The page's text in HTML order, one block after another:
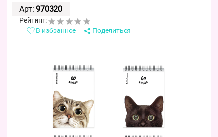
Арт: 970320
Рейтинг:
В избранное
Поделиться